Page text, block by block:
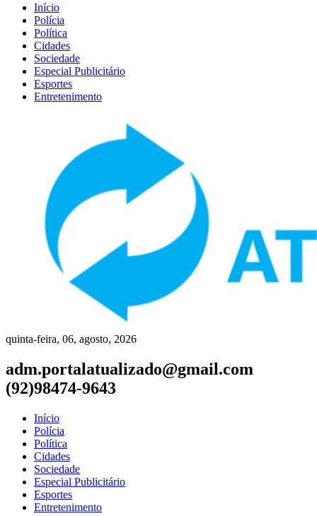
Início
Polícia
Política
Cidades
Sociedade
Especial Publicitário
Esportes
Entretenimento
quinta-feira, 06, agosto, 2026
adm.portalatualizado@gmail.com
(92)98474-9643
Início
Polícia
Política
Cidades
Sociedade
Especial Publicitário
Esportes
Entretenimento